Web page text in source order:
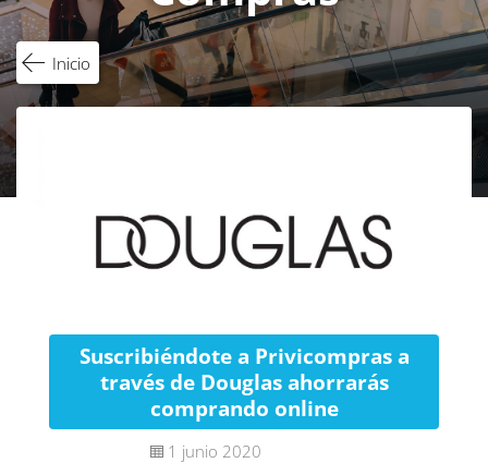
Inicio
Suscribiéndote a Privicompras a
través de Douglas ahorrarás
comprando online
1 junio 2020